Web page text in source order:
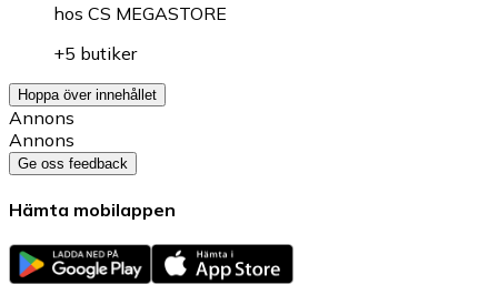
hos CS MEGASTORE
+5 butiker
Hoppa över innehållet
Annons
Annons
Ge oss feedback
Hämta mobilappen